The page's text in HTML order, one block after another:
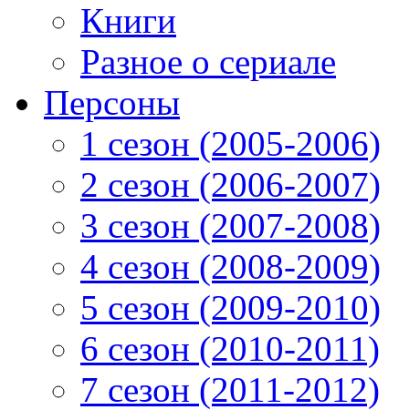
Книги
Разное о сериале
Персоны
1 сезон (2005-2006)
2 сезон (2006-2007)
3 сезон (2007-2008)
4 сезон (2008-2009)
5 сезон (2009-2010)
6 сезон (2010-2011)
7 сезон (2011-2012)